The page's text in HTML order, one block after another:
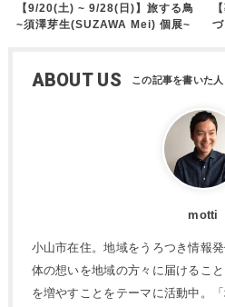
【9/20(土) ~ 9/28(日)】旅する鳥
~須澤芽生(SUZAWA Mei) 個展~
ABOUT US
motti
小山市在住。地域をうろつき情報
体の想いを地域の方々に届けるこ
を増やすことをテーマに活動中。